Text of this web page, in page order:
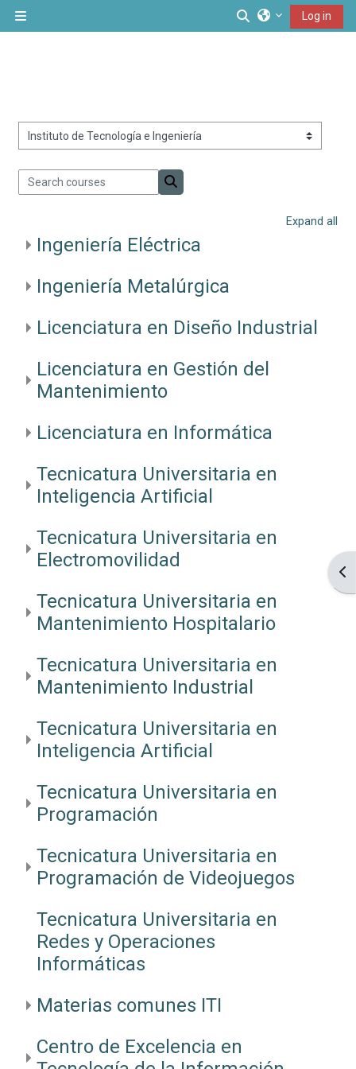
Toggle search
Log in
Course categories
Search courses
Search courses
Expand all
Ingeniería Eléctrica
Ingeniería Metalúrgica
Licenciatura en Diseño Industrial
Licenciatura en Gestión del
Mantenimiento
Licenciatura en Informática
Tecnicatura Universitaria en
Inteligencia Artificial
Tecnicatura Universitaria en
Electromovilidad
Tecnicatura Universitaria en
Mantenimiento Hospitalario
Tecnicatura Universitaria en
Mantenimiento Industrial
Tecnicatura Universitaria en
Inteligencia Artificial
Tecnicatura Universitaria en
Programación
Tecnicatura Universitaria en
Programación de Videojuegos
Tecnicatura Universitaria en
Redes y Operaciones
Informáticas
Materias comunes ITI
Centro de Excelencia en